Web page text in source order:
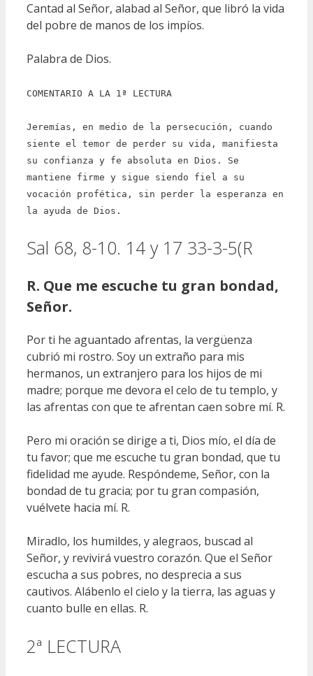
Cantad al Señor, alabad al Señor, que libró la vida
del pobre de manos de los impíos.
Palabra de Dios.
COMENTARIO A LA 1ª LECTURA
Jeremías, en medio de la persecución, cuando
siente el temor de perder su vida, manifiesta
su confianza y fe absoluta en Dios. Se
mantiene firme y sigue siendo fiel a su
vocación profética, sin perder la esperanza en
la ayuda de Dios.
Sal 68, 8-10. 14 y 17 33-3-5(R
R. Que me escuche tu gran bondad,
Señor.
Por ti he aguantado afrentas, la vergüenza
cubrió mi rostro. Soy un extraño para mis
hermanos, un extranjero para los hijos de mi
madre; porque me devora el celo de tu templo, y
las afrentas con que te afrentan caen sobre mí. R.
Pero mi oración se dirige a ti, Dios mío, el día de
tu favor; que me escuche tu gran bondad, que tu
fidelidad me ayude. Respóndeme, Señor, con la
bondad de tu gracia; por tu gran compasión,
vuélvete hacia mí. R.
Miradlo, los humildes, y alegraos, buscad al
Señor, y revivirá vuestro corazón. Que el Señor
escucha a sus pobres, no desprecia a sus
cautivos. Alábenlo el cielo y la tierra, las aguas y
cuanto bulle en ellas. R.
2ª LECTURA